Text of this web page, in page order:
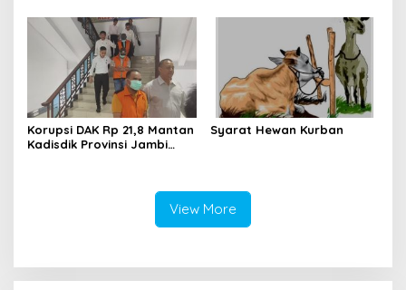
Korupsi DAK Rp 21,8 Mantan
Kadisdik Provinsi Jambi
Syarat Hewan Kurban
View More